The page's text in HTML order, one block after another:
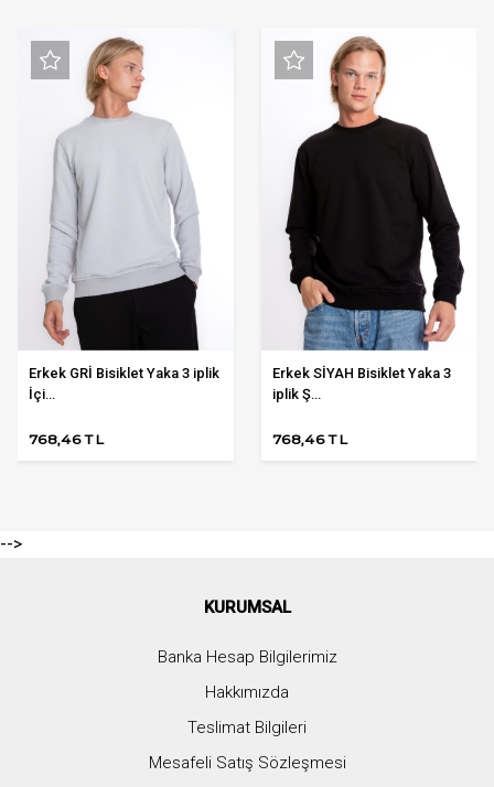
Erkek GRİ Bisiklet Yaka 3 iplik
İçi...
768,46 TL
Erkek SİYAH Bisiklet Yaka 3
iplik Ş...
768,46 TL
-->
KURUMSAL
Banka Hesap Bilgilerimiz
Hakkımızda
Teslimat Bilgileri
Mesafeli Satış Sözleşmesi